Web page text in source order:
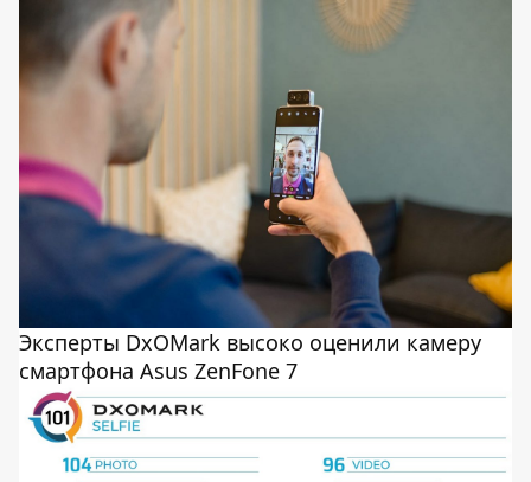
Эксперты DxOMark высоко оценили камеру
смартфона Asus ZenFone 7